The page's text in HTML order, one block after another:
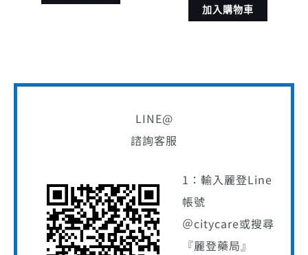
加入購物車
LINE@
諮詢客服
1：輸入麗登Line
帳號
＠citycare或搜尋
『麗登藥局』